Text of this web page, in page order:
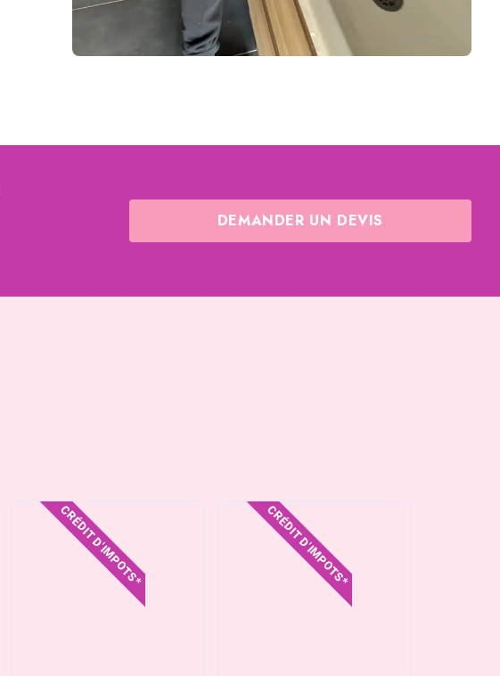
DEMANDER UN DEVIS
CRÉDIT D'IMPOTS* CRÉDIT D'IMPOTS*